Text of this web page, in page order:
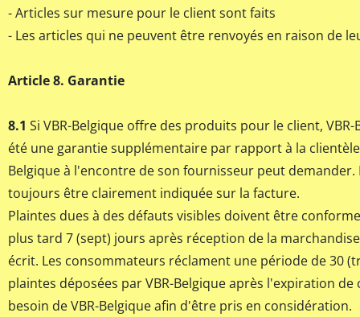
- Articles sur mesure pour le client sont faits
- Les articles qui ne peuvent être renvoyés en raison de
Article 8. Garantie
8.1 Si VBR-Belgique offre des produits pour le client,
été une garantie supplémentaire par rapport à la clientèle
Belgique à l'encontre de son fournisseur peut demander.
toujours être clairement indiquée sur la facture.
Plaintes dues à des défauts visibles doivent être
plus tard 7 (sept) jours après réception de la
écrit. Les consommateurs réclament une période de 30
plaintes déposées par VBR-Belgique après l'expiration de
besoin de VBR-Belgique afin d'être pris en considération.